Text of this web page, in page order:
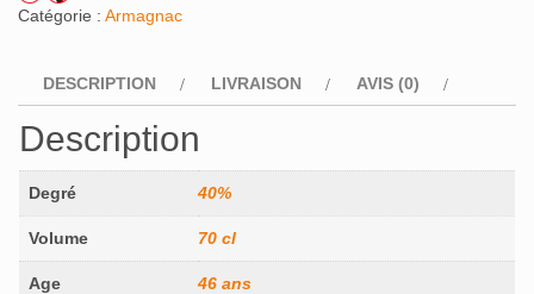
Catégorie : Armagnac
DESCRIPTION LIVRAISON AVIS (0)
Description
Degré 40%
Volume 70 cl
Age 46 ans